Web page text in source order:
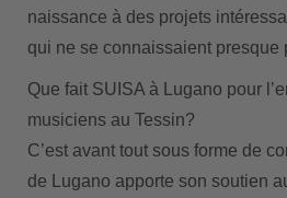
naissance à des projets
qui ne se connaissaient presque
Que fait SUISA à Lugano pour
musiciens au Tessin?
C’est avant tout sous forme de
de Lugano apporte son soutien